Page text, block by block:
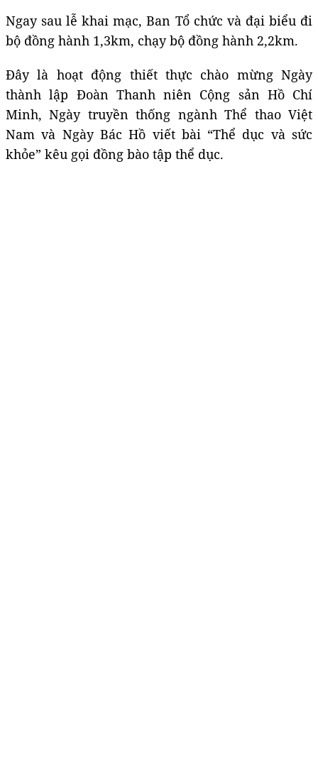
Ngay sau lễ khai mạc, Ban Tổ chức và đại biểu đi
bộ đồng hành 1,3km, chạy bộ đồng hành 2,2km.
Đây là hoạt động thiết thực chào mừng Ngày
thành lập Đoàn Thanh niên Cộng sản Hồ Chí
Minh, Ngày truyền thống ngành Thể thao Việt
Nam và Ngày Bác Hồ viết bài “Thể dục và sức
khỏe” kêu gọi đồng bào tập thể dục.